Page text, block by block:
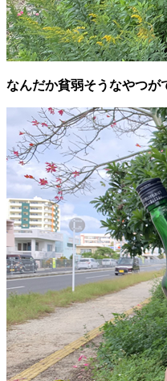
なんだか貧弱そうなやつが